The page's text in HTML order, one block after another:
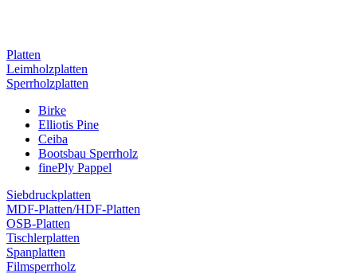
Platten
Leimholzplatten
Sperrholzplatten
Birke
Elliotis Pine
Ceiba
Bootsbau Sperrholz
finePly Pappel
Siebdruckplatten
MDF-Platten/HDF-Platten
OSB-Platten
Tischlerplatten
Spanplatten
Filmsperrholz